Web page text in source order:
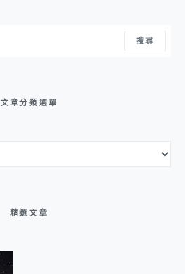
搜尋
文章分類選單
精選文章